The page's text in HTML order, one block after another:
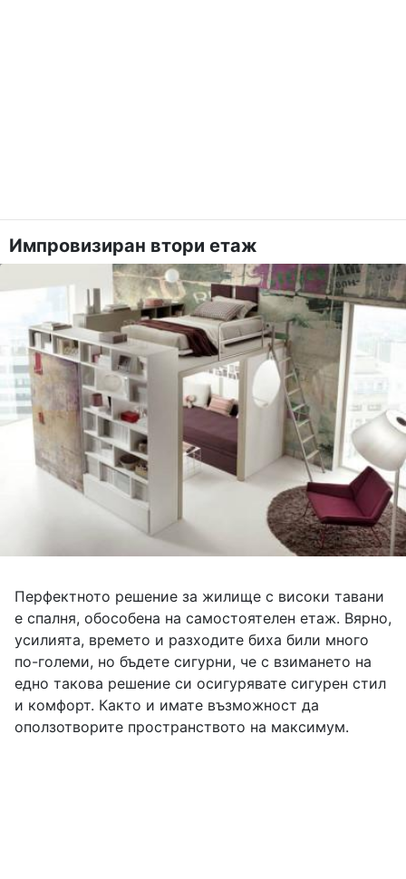
Импровизиран втори етаж
Перфектното решение за жилище с високи тавани
е спалня, обособена на самостоятелен етаж. Вярно,
усилията, времето и разходите биха били много
по-големи, но бъдете сигурни, че с взимането на
едно такова решение си осигурявате сигурен стил
и комфорт. Както и имате възможност да
оползотворите пространството на максимум.